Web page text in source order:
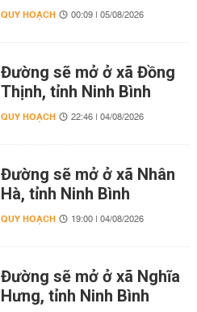
QUY HOẠCH 00:09 | 05/08/2026
Đường sẽ mở ở xã Đồng
Thịnh, tỉnh Ninh Bình
QUY HOẠCH 22:46 | 04/08/2026
Đường sẽ mở ở xã Nhân
Hà, tỉnh Ninh Bình
QUY HOẠCH 19:00 | 04/08/2026
Đường sẽ mở ở xã Nghĩa
Hưng, tỉnh Ninh Bình